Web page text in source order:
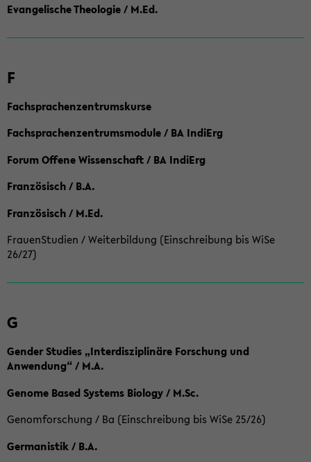
Evangelische Theologie / M.Ed.
F
Fachsprachenzentrumskurse
Fachsprachenzentrumsmodule / BA IndiErg
Forum Offene Wissenschaft / BA IndiErg
Französisch / B.A.
Französisch / M.Ed.
FrauenStudien / Weiterbildung (Einschreibung bis WiSe
26/27)
G
Gender Studies „Interdisziplinäre Forschung und
Anwendung“ / M.A.
Genome Based Systems Biology / M.Sc.
Genomforschung / Ba (Einschreibung bis WiSe 25/26)
Germanistik / B.A.